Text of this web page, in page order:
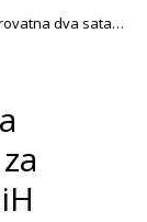
dva sata